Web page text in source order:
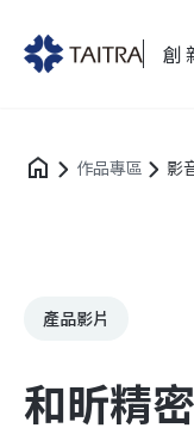
創
作品專區 影
產品影片
和昕精